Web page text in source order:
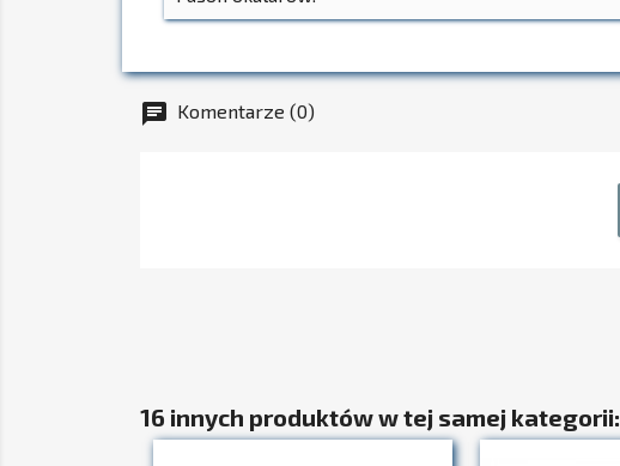
chat Komentarze (0)
16 innych produktów w tej samej kategorii: